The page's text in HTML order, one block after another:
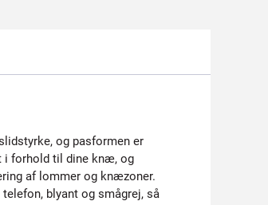
og pasformen er
i forhold til dine knæ, og
af lommer og knæzoner.
blyant og smågrej, så